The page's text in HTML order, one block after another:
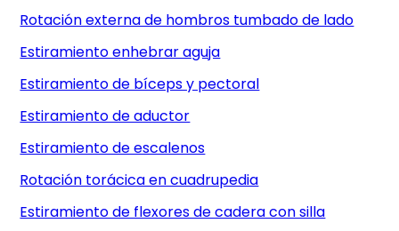
Rotación externa de hombros tumbado de lado
Estiramiento enhebrar aguja
Estiramiento de bíceps y pectoral
Estiramiento de aductor
Estiramiento de escalenos
Rotación torácica en cuadrupedia
Estiramiento de flexores de cadera con silla